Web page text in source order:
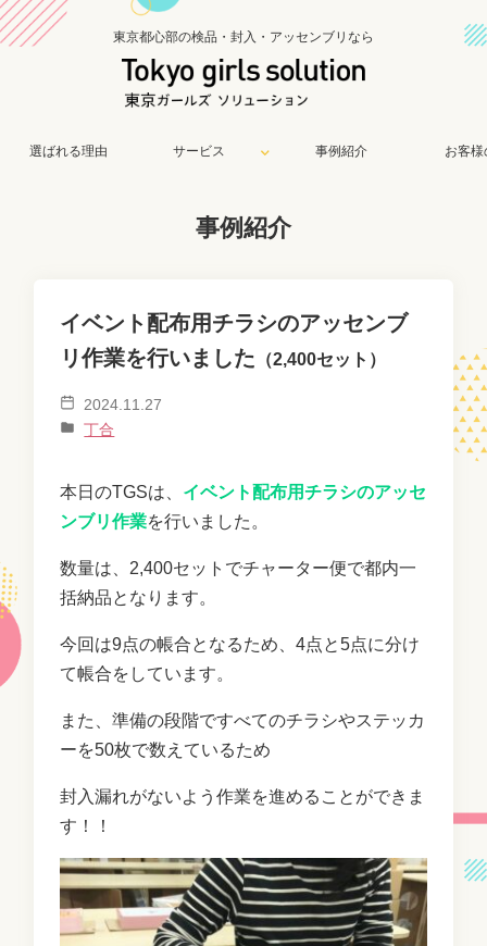
東京都心部の検品・封入・アッセンブリなら
選ばれる理由 サービス 事例紹介 お客様
事例紹介
イベント配布用チラシのアッセンブ
リ作業を行いました （2,400セット）
2024.11.27
丁合
本日のTGSは、 イベント配布用チラシのアッセ
ンブリ作業を行いました。
数量は、2,400セットでチャーター便で都内一
括納品となります。
今回は9点の帳合となるため、4点と5点に分け
て帳合をしています。
また、準備の段階ですべてのチラシやステッカ
ーを50枚で数えているため
封入漏れがないよう作業を進めることができま
す！！